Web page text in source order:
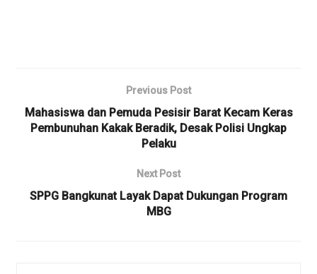
Previous Post
Mahasiswa dan Pemuda Pesisir Barat Kecam Keras
Pembunuhan Kakak Beradik, Desak Polisi Ungkap
Pelaku
Next Post
SPPG Bangkunat Layak Dapat Dukungan Program
MBG